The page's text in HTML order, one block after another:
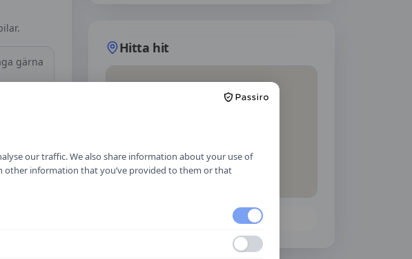
gärna
Hitta hit
Öppna i Google Maps
our traffic. We also share information about your use of
other information that you’ve provided to them or that